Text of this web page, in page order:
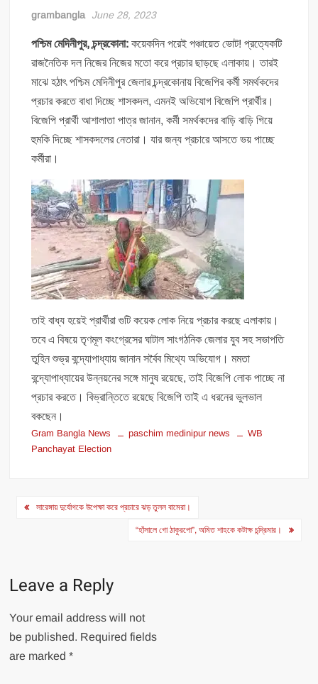
grambangla June 28, 2023
পশ্চিম মেদিনীপুর, চন্দ্রকোনা: কয়েকদিন পরেই পঞ্চায়েত ভোট! প্রত্যেকটি
রাজনৈতিক দল নিজের নিজের মতো করে প্রচার ছাড়ছে এলাকায়। তারই
মাঝে হঠাৎ পশ্চিম মেদিনীপুর জেলার চন্দ্রকোনায় বিজেপির কর্মী সমর্থকদের
প্রচার করতে বাধা দিচ্ছে শাসকদল, এমনই অভিযোগ বিজেপি প্রার্থীর।
বিজেপি প্রার্থী আশালাতা পাত্র জানান, কর্মী সমর্থকদের বাড়ি বাড়ি গিয়ে
হুমকি দিচ্ছে শাসকদলের নেতারা। যার জন্য প্রচারে আসতে ভয় পাচ্ছে
কর্মীরা।
তাই বাধ্য হয়েই প্রার্থীরা গুটি কয়েক লোক নিয়ে প্রচার করছে এলাকায়।
তবে এ বিষয়ে তৃণমূল কংগ্রেসের ঘাটাল সাংগঠনিক জেলার যুব সহ সভাপতি
তুহিন শুভ্র বন্দ্যোপাধ্যায় জানান সর্বৈব মিথ্যে অভিযোগ। মমতা
বন্দ্যোপাধ্যায়ের উন্নয়নের সঙ্গে মানুষ রয়েছে, তাই বিজেপি লোক পাচ্ছে না
প্রচার করতে। বিভ্রান্তিতে রয়েছে বিজেপি তাই এ ধরনের ভুলভাল
বকছেন।
Gram Bangla News paschim medinipur news
WB
Panchayat Election
Post
সারেঙ্গায় দুর্যোগকে উপেক্ষা করে প্রচারে ঝড় তুলল বামেরা।
“হাঁসালে গো ঠাকুরপো”, অমিত শাহকে কটাক্ষ চন্দ্রিমার।
Leave a Reply
Your email address will not
be published. Required fields
are marked*